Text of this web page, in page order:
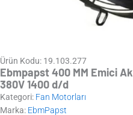
Ürün Kodu: 19.103.277
Ebmpapst 400 MM Emici
380V 1400 d/d
Kategori: Fan Motorları
Marka: EbmPapst